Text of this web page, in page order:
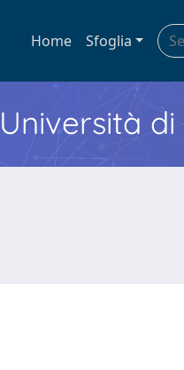
Home Sfoglia